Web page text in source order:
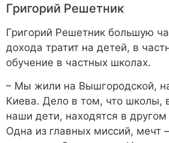
Григорий Решетник
Григорий Решетник большую
дохода тратит на детей, в
обучение в частных школах.
– Мы жили на Вышгородской,
Киева. Дело в том, что школы,
наши дети, находятся в
Одна из главных миссий, мечт